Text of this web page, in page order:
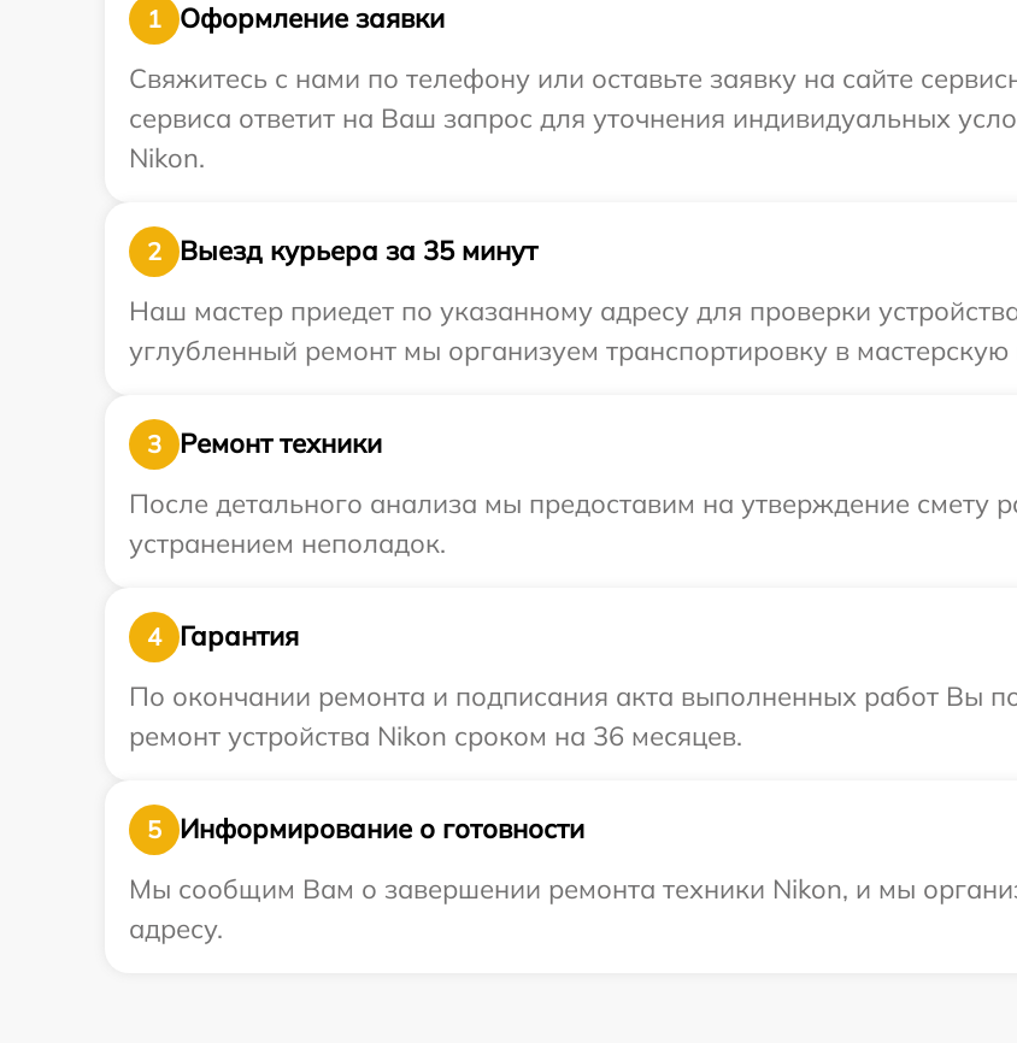
1
Оформление заявки
Свяжитесь с нами по телефону или оставьте заявку на сайте
сервиса ответит на Ваш запрос для уточнения индивидуальных
Nikon.
2
Выезд курьера за 35 минут
Наш мастер приедет по указанному адресу для проверки
углубленный ремонт мы организуем транспортировку в
3
Ремонт техники
После детального анализа мы предоставим на утверждение смету
устранением неполадок.
4
Гарантия
По окончании ремонта и подписания акта выполненных работ Вы
ремонт устройства Nikon сроком на 36 месяцев.
5
Информирование о готовности
Мы сообщим Вам о завершении ремонта техники Nikon, и мы
адресу.